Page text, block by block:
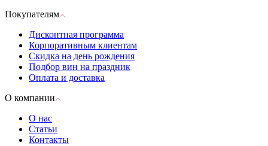
Покупателям
Дисконтная программа
Корпоративным клиентам
Скидка на день рождения
Подбор вин на праздник
Оплата и доставка
О компании
О нас
Статьи
Контакты